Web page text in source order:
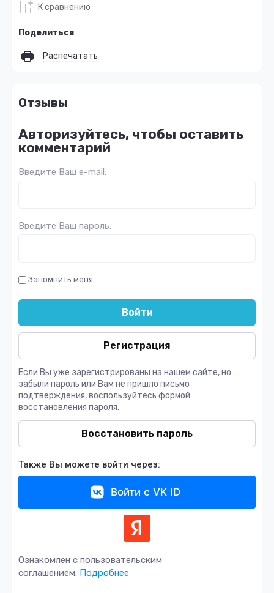
К сравнению
Поделиться
Распечатать
Отзывы
Авторизуйтесь, чтобы оставить
комментарий
Введите Ваш e-mail:
Введите Ваш пароль:
Запомнить меня
Войти
Регистрация
Если Вы уже зарегистрированы на нашем сайте, но
забыли пароль или Вам не пришло письмо
подтверждения, воспользуйтесь формой
восстановления пароля.
Восстановить пароль
Также Вы можете войти через:
Войти с VK ID
Ознакомлен с пользовательским
соглашением. Подробнее